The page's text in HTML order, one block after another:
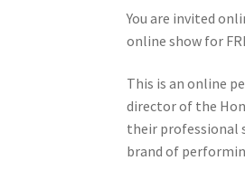
You are invited
online show for
This is an online
director of the
their professional
brand of